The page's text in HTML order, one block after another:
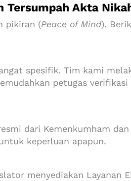
Tersumpah Akta
pikiran (Peace of Mind).
spesifik. Tim kami
petugas
dari Kemenkumham
keperluan apapun.
menyediakan Layanan